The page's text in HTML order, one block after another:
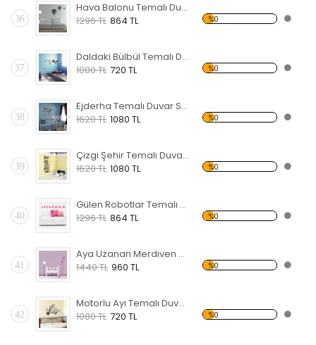
36
Hava Balonu Temalı Duvar Sticker
1296 TL 864 TL %0
37
Daldaki Bülbül Temalı Duvar Sticker
1080 TL 720 TL %0
38
Ejderha Temalı Duvar Sticker
1620 TL 1080 TL %0
39
Çizgi Şehir Temalı Duvar Sticker
1620 TL 1080 TL %0
40
Gülen Robotlar Temalı Duvar Sticker
1296 TL 864 TL %0
41
Aya Uzanan Merdiven Temalı Duvar Sticker
1440 TL 960 TL %0
42
Motorlu Ayı Temalı Duvar Sticker
1080 TL 720 TL %0